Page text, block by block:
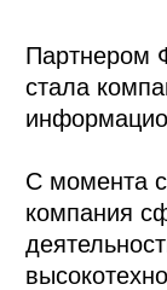
Партнером
стала
С момента
компания